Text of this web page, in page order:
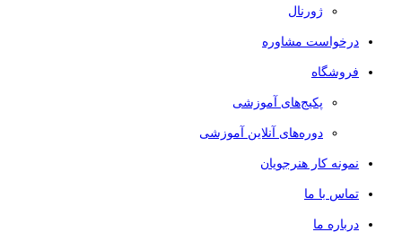
ژورنال
درخواست مشاوره
فروشگاه
پکیج‌های آموزشی
دوره‌های آنلاین آموزشی
نمونه کار هنرجویان
تماس با ما
درباره ما